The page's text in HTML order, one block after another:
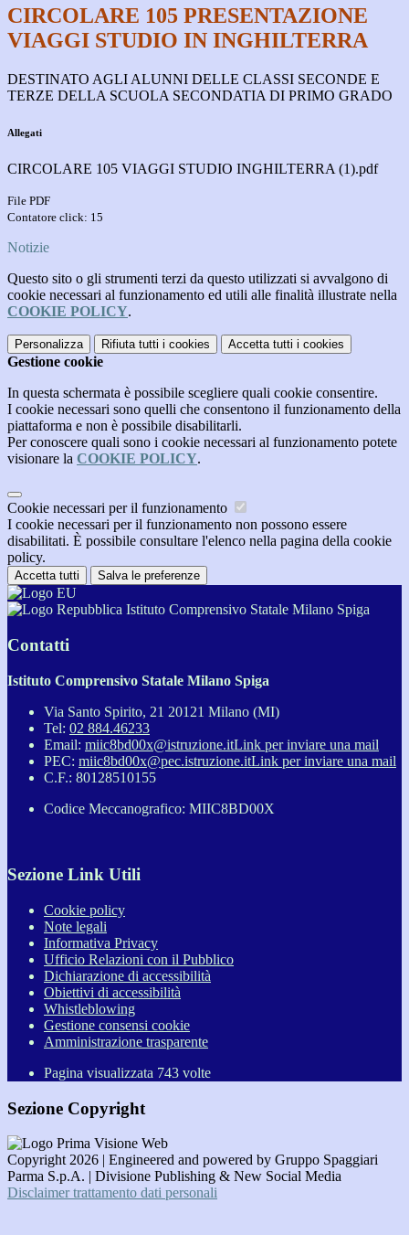
CIRCOLARE 105 PRESENTAZIONE
VIAGGI STUDIO IN INGHILTERRA
DESTINATO AGLI ALUNNI DELLE CLASSI SECONDE E
TERZE DELLA SCUOLA SECONDATIA DI PRIMO GRADO
Allegati
CIRCOLARE 105 VIAGGI STUDIO INGHILTERRA (1).pdf
File PDF
Contatore click: 15
Notizie
Questo sito o gli strumenti terzi da questo utilizzati si avvalgono di
cookie necessari al funzionamento ed utili alle finalità illustrate nella
COOKIE POLICY.
Personalizza Rifiuta tutti i cookies Accetta tutti i cookies
Gestione cookie
In questa schermata è possibile scegliere quali cookie consentire.
I cookie necessari sono quelli che consentono il funzionamento della
piattaforma e non è possibile disabilitarli.
Per conoscere quali sono i cookie necessari al funzionamento potete
visionare la COOKIE POLICY.
Cookie necessari per il funzionamento
I cookie necessari per il funzionamento non possono essere
disabilitati. È possibile consultare l'elenco nella pagina della cookie
policy.
Accetta tutti Salva le preferenze
Istituto Comprensivo Statale Milano Spiga
Contatti
Istituto Comprensivo Statale Milano Spiga
Via Santo Spirito, 21 20121 Milano (MI)
Tel: 02 884.46233
Email: miic8bd00x@istruzione.itLink per inviare una mail
PEC: miic8bd00x@pec.istruzione.itLink per inviare una mail
C.F.: 80128510155
Codice Meccanografico: MIIC8BD00X
Sezione Link Utili
Cookie policy
Note legali
Informativa Privacy
Ufficio Relazioni con il Pubblico
Dichiarazione di accessibilità
Obiettivi di accessibilità
Whistleblowing
Gestione consensi cookie
Amministrazione trasparente
Pagina visualizzata 743 volte
Sezione Copyright
Copyright 2026 | Engineered and powered by Gruppo Spaggiari
Parma S.p.A. | Divisione Publishing & New Social Media
Disclaimer trattamento dati personali